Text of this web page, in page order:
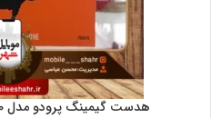
هدست گیمینگ پرودو مدل porodo pdx410 با گارانتی